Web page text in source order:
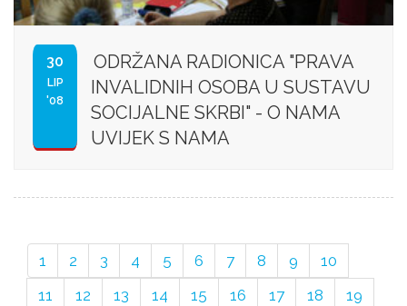
30
LIP
'08
ODRŽANA RADIONICA "PRAVA
INVALIDNIH OSOBA U SUSTAVU
SOCIJALNE SKRBI" - O NAMA
UVIJEK S NAMA
1 2 3 4 5 6 7 8 9
10
11
12 13 14 15 16 17 18
19